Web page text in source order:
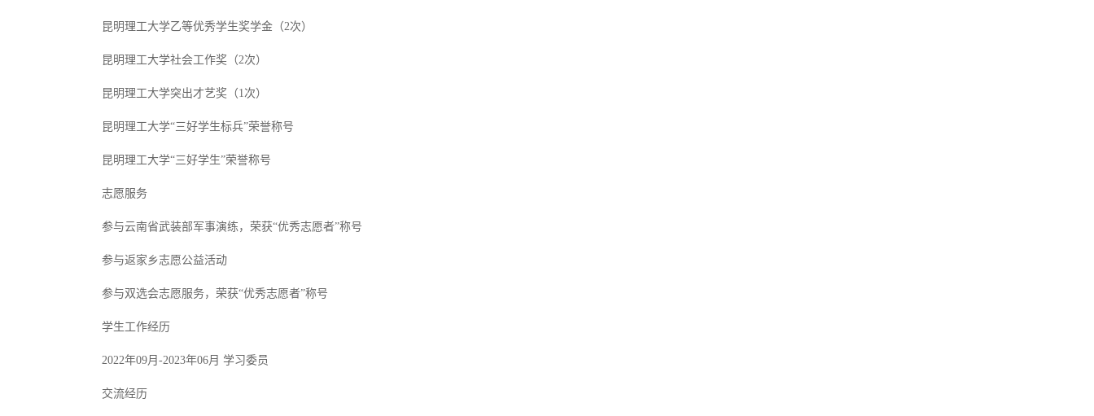
昆明理工大学乙等优秀学生奖学金（2次）
昆明理工大学社会工作奖（2次）
昆明理工大学突出才艺奖（1次）
昆明理工大学“三好学生标兵”荣誉称号
昆明理工大学“三好学生”荣誉称号
志愿服务
参与云南省武装部军事演练，荣获“优秀志愿者”称号
参与返家乡志愿公益活动
参与双选会志愿服务，荣获“优秀志愿者”称号
学生工作经历
2022年09月-2023年06月 学习委员
交流经历